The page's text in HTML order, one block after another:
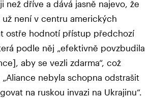
než dříve a dává jasně najevo, že
už není v centru amerických
ostře hodnotí přístup předchozí
podle něj „efektivně povzbudila
aby se vezli zdarma“, což
nebyla schopna odstrašit
na ruskou invazi na Ukrajinu“.